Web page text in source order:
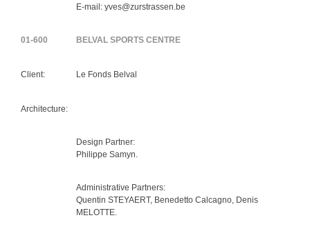
E-mail: yves@zurstrassen.be
01-600 BELVAL SPORTS CENTRE
Client: Le Fonds Belval
Architecture:
Design Partner:
Philippe Samyn.
Administrative Partners:
Quentin STEYAERT, Benedetto Calcagno, Denis
MELOTTE.